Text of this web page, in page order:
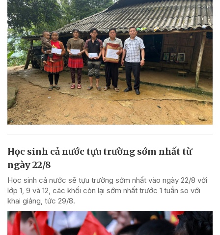
Học sinh cả nước tựu trường sớm nhất từ
ngày 22/8
Học sinh cả nước sẽ tựu trường sớm nhất vào ngày 22/8 với
lớp 1, 9 và 12, các khối còn lại sớm nhất trước 1 tuần so với
khai giảng, tức 29/8.